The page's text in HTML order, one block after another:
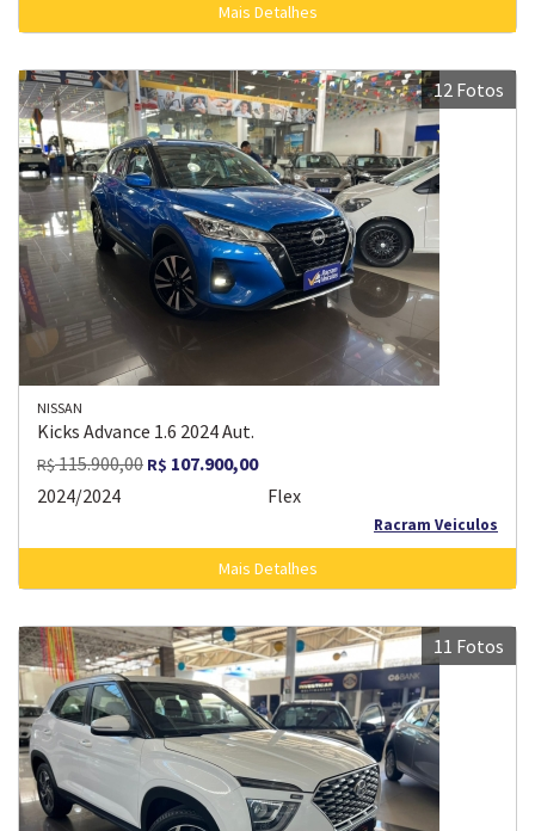
Mais Detalhes
12 Fotos
NISSAN
Kicks Advance 1.6 2024 Aut.
R$115.900,00 R$ 107.900,00
2024/2024
Flex
Racram Veiculos
Mais Detalhes
11 Fotos